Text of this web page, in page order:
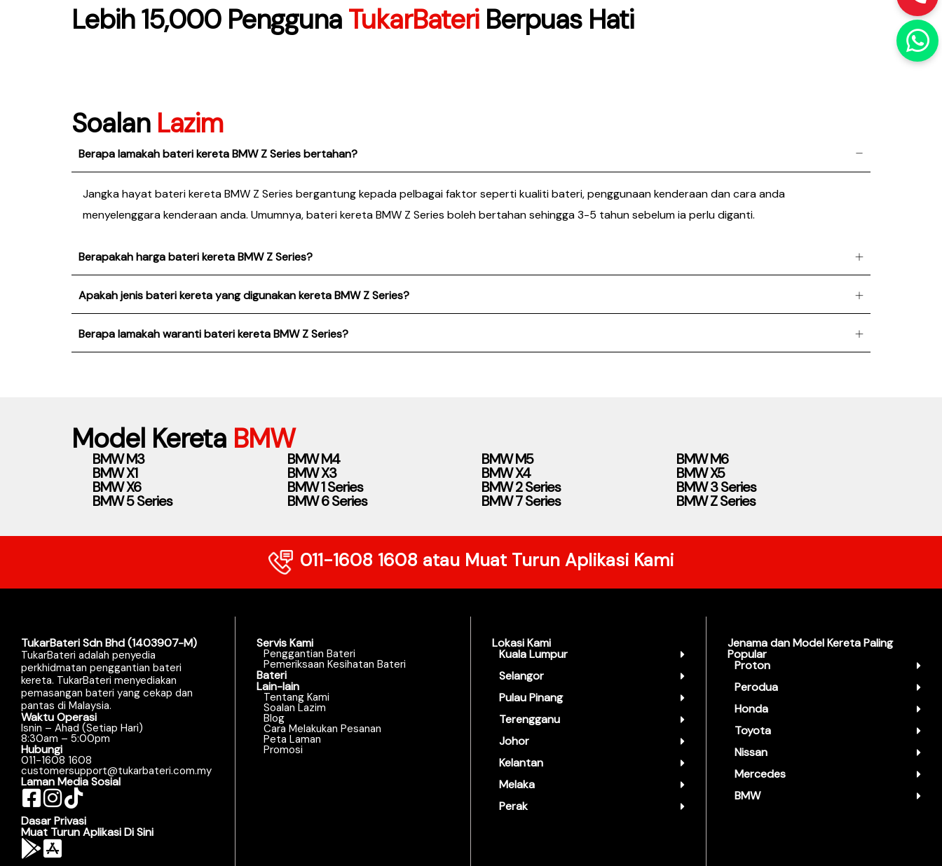
Lebih 15,000 Pengguna TukarBateriBerpuas Hati
Soalan Lazim
Berapa lamakah bateri kereta BMW Z Series bertahan?
Jangka hayat bateri kereta BMW Z Series bergantung kepada pelbagai faktor seperti kualiti bateri, penggunaan kenderaan dan cara anda
menyelenggara kenderaan anda. Umumnya, bateri kereta BMW Z Series boleh bertahan sehingga 3-5 tahun sebelum ia perlu diganti.
Berapakah harga bateri kereta BMW Z Series?
Apakah jenis bateri kereta yang digunakan kereta BMW Z Series?
Berapa lamakah waranti bateri kereta BMW Z Series?
Model Kereta BMW
BMW M3 BMW M4 BMW M5 BMW M6
BMW X1 BMW X3 BMW X4 BMW X5
BMW X6 BMW 1 Series BMW 2 Series BMW 3 Series
BMW 5 Series BMW 6 Series BMW 7 Series BMW Z Series
011-1608 1608 atau Muat Turun Aplikasi Kami
TukarBateri Sdn Bhd (1403907-M)
TukarBateri adalah penyedia
perkhidmatan penggantian bateri
kereta. TukarBateri menyediakan
pemasangan bateri yang cekap dan
pantas di Malaysia.
Waktu Operasi
Isnin – Ahad (Setiap Hari)
8:30am – 5:00pm
Hubungi
011-1608 1608
customersupport@tukarbateri.com.my
Laman Media Sosial
Dasar Privasi
Muat Turun Aplikasi Di Sini
Servis Kami
Penggantian Bateri
Pemeriksaan Kesihatan Bateri
Bateri
Lain-lain
Tentang Kami
Soalan Lazim
Blog
Cara Melakukan Pesanan
Peta Laman
Promosi
Lokasi Kami
Kuala Lumpur
Selangor
Pulau Pinang
Terengganu
Johor
Kelantan
Melaka
Perak
Jenama dan Model Kereta Paling
Popular
Proton
Perodua
Honda
Toyota
Nissan
Mercedes
BMW